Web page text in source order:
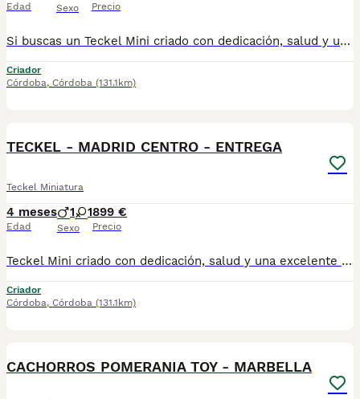
Edad Sexo Precio
Si buscas un Teckel Mini criado con dedicación, salud y una excelente socialización desde sus primeras semanas de vida, estaremos encantados de ayudarte. 🚚 Realizamos entregas en toda España, con especial frecuencia en Andalucía: Sevilla, Málaga, Cádiz, Córdoba, Granada, Jaén, Huelva y Almería. También entregamos habitualmente en Marbella, Jerez de la Frontera, Estepona, Fuengirola, Benalmádena, Mijas, Dos Hermanas y cualquier punto de España. Entrega 100% a contrarreembolso. No tendrás que adelantar el importe del cachorro. Lo recibirás en la puerta de tu casa mediante transporte especializado y podrás comprobar que todo está correcto antes de realizar el pago. Nuestros cachorros se entregan: ✅ Vacunados y desparasitados según su edad. ✅ Con microchip, cartilla veterinaria y documentación al día. ✅ Revisados veterinariamente antes de salir de nuestras instalaciones. ✅ Procedentes de excelentes líneas, seleccionadas por salud, carácter y morfología. ✅ Perfectamente socializados y acostumbrados al contacto diario con personas. ✅ Iniciados en el aprendizaje para hacer sus necesidades sobre empapador, facilitando su adaptación al nuevo hogar.670864332
Criador
Córdoba, Córdoba (131.1km)
TECKEL - MADRID CENTRO - ENTREGA
Teckel Miniatura
4 meses
Edad
1 1
Sexo
899 €
Precio
Teckel Mini criado con dedicación, salud y una excelente socialización desde sus primeras semanas de vida, estaremos encantados de ayudarte. 🚚 Realizamos entregas en toda España, con especial frecuencia en Andalucía: Sevilla, Málaga, Cádiz, Córdoba, Granada, Jaén, Huelva y Almería. También entregamos habitualmente en Marbella, Jerez de la Frontera, Estepona, Fuengirola, Benalmádena, Mijas, Dos Hermanas y cualquier punto de España. Entrega 100% a contrarreembolso. No tendrás que adelantar el importe del cachorro. Lo recibirás en la puerta de tu casa mediante transporte especializado y podrás comprobar que todo está correcto antes de realizar el pago. Nuestros cachorros se entregan: ✅ Vacunados y desparasitados según su edad. ✅ Con microchip, cartilla veterinaria y documentación al día. ✅ Revisados veterinariamente antes de salir de nuestras instalaciones. ✅ Procedentes de excelentes líneas, seleccionadas por salud, carácter y morfología. ✅ Perfectamente socializados y acostumbrados al contacto diario con personas. ✅ Iniciados en el aprendizaje para hacer sus necesidades sobre empapador, facilitando su adaptación al nuevo hogar.670864332...
Criador
Córdoba, Córdoba (131.1km)
CACHORROS POMERANIA TOY - MARBELLA